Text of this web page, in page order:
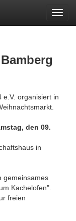
e.V. organisiert in
den 09.
in
gemeinsames
Kachelofen".
freien